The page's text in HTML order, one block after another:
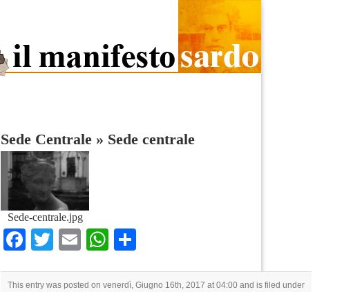
Sede Centrale » Sede centrale
Sede-centrale.jpg
Facebook
TwitterEmailWhatsApp
This entry was posted on venerdì, Giugno 16th, 2017 at 04:00 and is filed under